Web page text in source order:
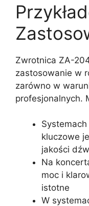
Zwrotnica ZA-
zastosowanie w
zarówno w
profesjonalnych.
kluczowe
jakości
Na
moc i
istotne
W